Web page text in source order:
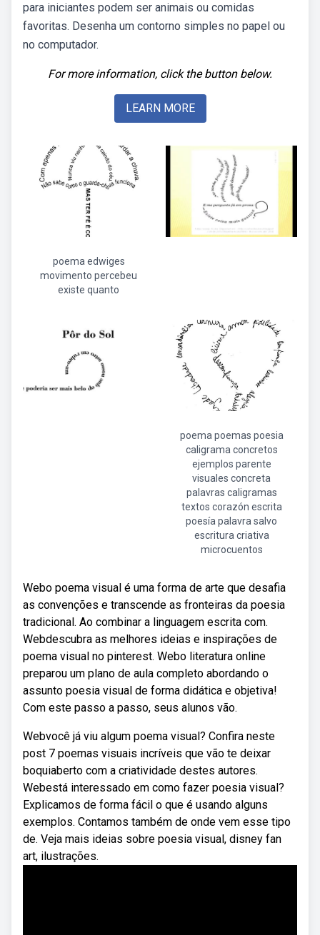
para iniciantes podem ser animais ou comidas
favoritas. Desenha um contorno simples no papel ou
no computador.
For more information, click the button below.
LEARN MORE
poema edwiges
movimento percebeu
existe quanto
poema poemas poesia
caligrama concretos
ejemplos parente
visuales concreta
palavras caligramas
textos corazón escrita
poesía palavra salvo
escritura criativa
microcuentos
Webo poema visual é uma forma de arte que desafia
as convenções e transcende as fronteiras da poesia
tradicional. Ao combinar a linguagem escrita com.
Webdescubra as melhores ideias e inspirações de
poema visual no pinterest. Webo literatura online
preparou um plano de aula completo abordando o
assunto poesia visual de forma didática e objetiva!
Com este passo a passo, seus alunos vão.
Webvocê já viu algum poema visual? Confira neste
post 7 poemas visuais incríveis que vão te deixar
boquiaberto com a criatividade destes autores.
Webestá interessado em como fazer poesia visual?
Explicamos de forma fácil o que é usando alguns
exemplos. Contamos também de onde vem esse tipo
de. Veja mais ideias sobre poesia visual, disney fan
art, ilustrações.